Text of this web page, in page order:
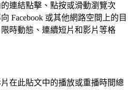
連結點擊、點按或滑動瀏覽次
Facebook 或其他網路空間上的目
時動態、連續短片和影片等格
在此貼文中的播放或重播時間總